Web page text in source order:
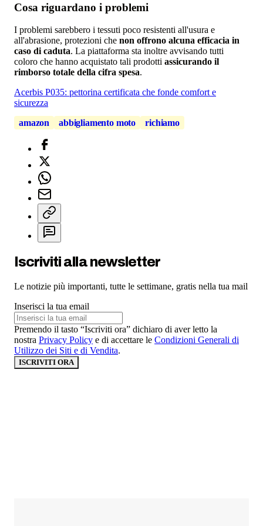
Cosa riguardano i problemi
I problemi sarebbero i tessuti poco resistenti all'usura e
all'abrasione, protezioni che non offrono alcuna efficacia in
caso di caduta. La piattaforma sta inoltre avvisando tutti
coloro che hanno acquistato tali prodotti assicurando il
rimborso totale della cifra spesa.
Acerbis P035: pettorina certificata che fonde comfort e
sicurezza
amazon
abbigliamento moto richiamo
Iscriviti alla newsletter
Le notizie più importanti, tutte le settimane, gratis nella tua mail
Inserisci la tua email
Premendo il tasto “Iscriviti ora” dichiaro di aver letto la
nostra Privacy Policy e di accettare le Condizioni Generali di
Utilizzo dei Siti e di Vendita.
ISCRIVITI ORA